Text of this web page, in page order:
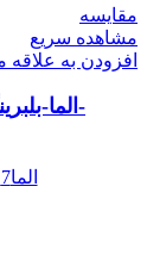
مقایسه
مشاهده سریع
افزودن به علاقه
الما7 ELMA